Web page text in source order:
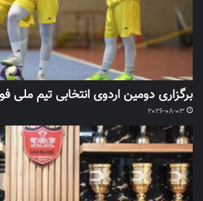
برگزاری دومین اردوی انتخابی تیم ملی
2026-08-03